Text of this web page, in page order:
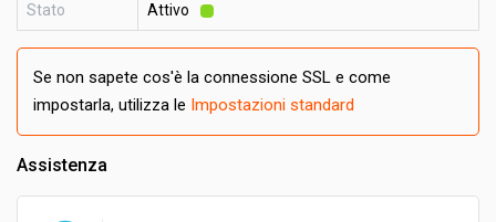
Stato Attivo
Se non sapete cos'è la connessione SSL e come
impostarla, utilizza le Impostazioni standard
Assistenza